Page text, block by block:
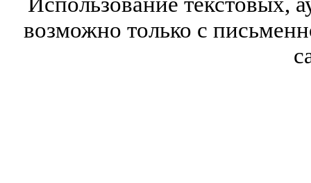
возможно только с